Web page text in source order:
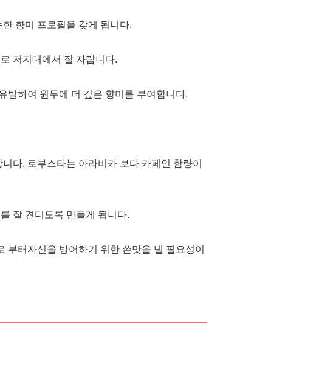
향미 프로필을 갖게 됩니다.
저지대에서 잘 자랍니다.
발하여 원두에 더 깊은 향미를 부여합니다.
다. 로부스타는 아라비카 보다 카페인 함량이
잘 견디도록 만들게 됩니다.
터자신을 방어하기 위한 쓴맛을 낼 필요성이